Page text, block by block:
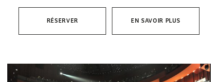
RÉSERVER EN SAVOIR PLUS